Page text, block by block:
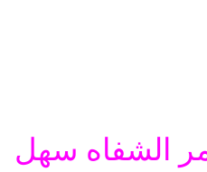
الشفاه سهل